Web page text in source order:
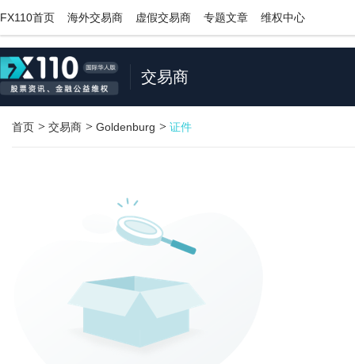
FX110首页 海外交易商 虚假交易商 专题文章 维权中心
交易商
首页 > 交易商 > Goldenburg > 证件